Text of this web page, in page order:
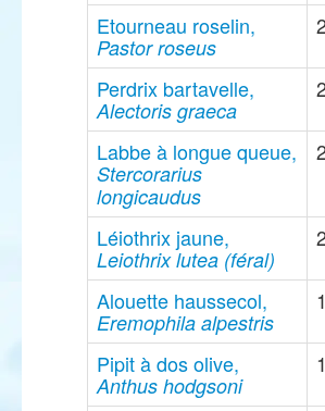
Etourneau roselin,
Pastor roseus
Perdrix bartavelle,
Alectoris graeca
Labbe à longue queue,
Stercorarius
longicaudus
Léiothrix jaune,
Leiothrix lutea (féral)
Alouette haussecol,
Eremophila alpestris
1
Pipit à dos olive,
Anthus hodgsoni
1